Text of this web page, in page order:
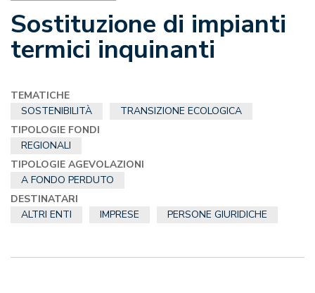
Sostituzione di impianti
termici inquinanti
TEMATICHE
SOSTENIBILITÀ
TRANSIZIONE ECOLOGICA
TIPOLOGIE FONDI
REGIONALI
TIPOLOGIE AGEVOLAZIONI
A FONDO PERDUTO
DESTINATARI
ALTRI ENTI
IMPRESE PERSONE GIURIDICHE